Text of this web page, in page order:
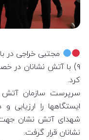
مجتبی خراجی در
۹) با آتش نشانان در
کرد.
سرپرست سازمان آتش
ایستگاهها را
شهدای آتش نشان جهت
نشانان قرار گرفت.